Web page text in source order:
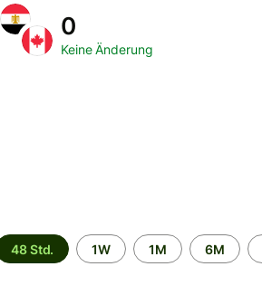
0
Keine Änderung
48 Std. 1W 1M 6M